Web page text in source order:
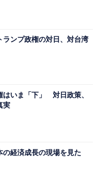
ランプ政権の対日、対台湾
はいま「下」 対日政策、
実
の経済成長の現場を見た